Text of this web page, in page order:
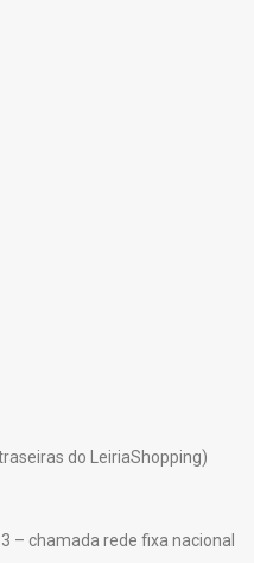
do LeiriaShopping)
– chamada rede fixa nacional